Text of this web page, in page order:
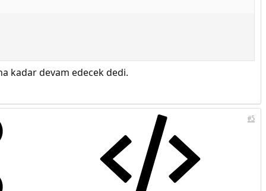
kadar devam edecek dedi.
#5